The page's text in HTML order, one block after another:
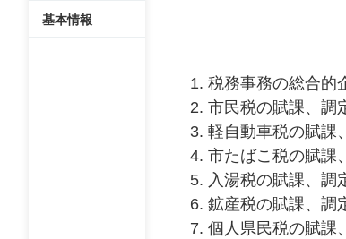
基本情報
税務事務の総合的
市民税の賦課、調
軽自動車税の賦課
市たばこ税の賦課
入湯税の賦課、調
鉱産税の賦課、調
個人県民税の賦課